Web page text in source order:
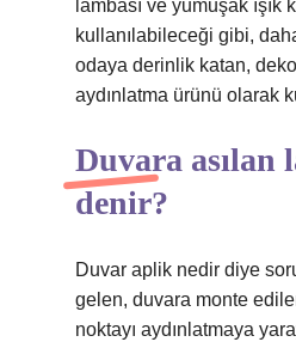
lambası ve yumuşak ışık
kullanılabileceği gibi,
odaya derinlik katan,
aydınlatma ürünü olarak
Duvara asılan
denir?
Duvar aplik nedir diye
gelen, duvara monte
noktayı aydınlatmaya